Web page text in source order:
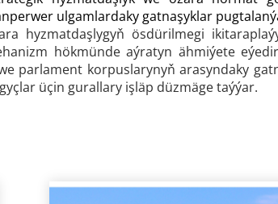
ulgamlardaky gatnaşyklar
hyzmatdaşlygyň ösdürilmegi
hökmünde aýratyn ähmiýete
parlament korpuslarynyň arasyndaky
üçin gurallary işläp düzmäge taýýar.